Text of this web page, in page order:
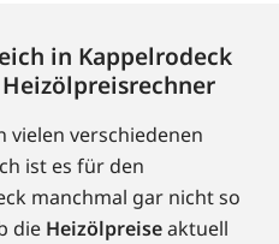
in Kappelrodeck
vielen verschiedenen
ist es für den
manchmal gar nicht so
die Heizölpreiseaktuell